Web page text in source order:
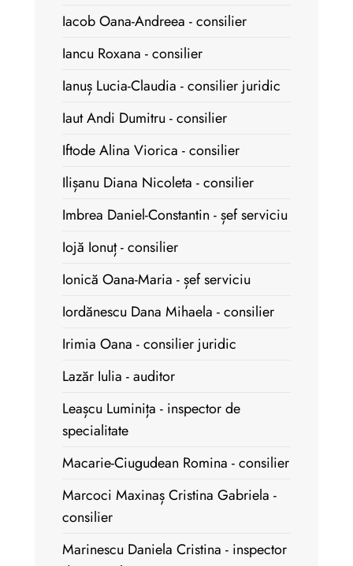
Iacob Oana-Andreea - consilier
Iancu Roxana - consilier
Ianuș Lucia-Claudia - consilier juridic
Iaut Andi Dumitru - consilier
Iftode Alina Viorica - consilier
Ilișanu Diana Nicoleta - consilier
Imbrea Daniel-Constantin - șef serviciu
Iojă Ionuț - consilier
Ionică Oana-Maria - șef serviciu
Iordănescu Dana Mihaela - consilier
Irimia Oana - consilier juridic
Lazăr Iulia - auditor
Leașcu Luminița - inspector de
specialitate
Macarie-Ciugudean Romina - consilier
Marcoci Maxinaș Cristina Gabriela -
consilier
Marinescu Daniela Cristina - inspector